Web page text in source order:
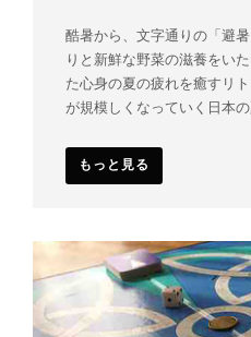
酷暑から、文字通りの「避
りと新鮮な野菜の滋養をい
た心身の夏の疲れを癒すリ
が規模しくなっていく日本
もっと見る